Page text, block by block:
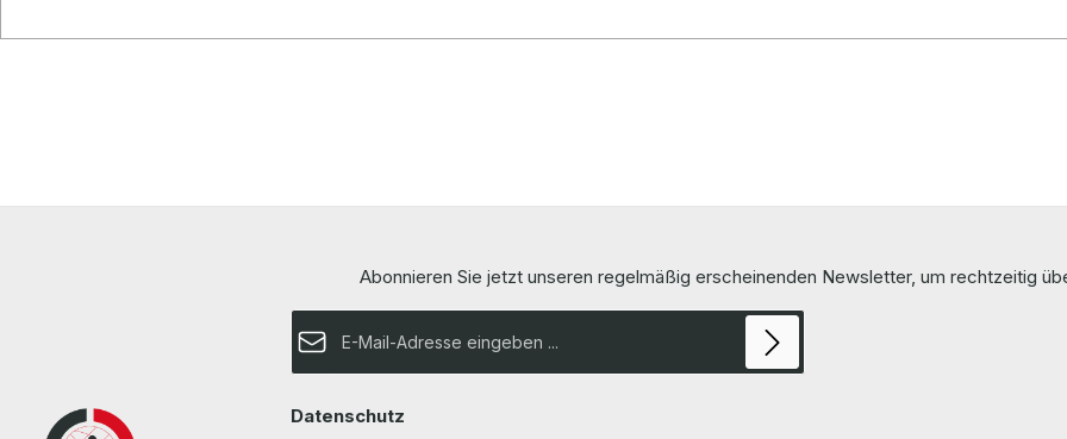
Abonnieren Sie jetzt unseren regelmäßig erscheinenden Newsletter, um rechtzeitig
E-Mail-Adresse*
Datenschutz